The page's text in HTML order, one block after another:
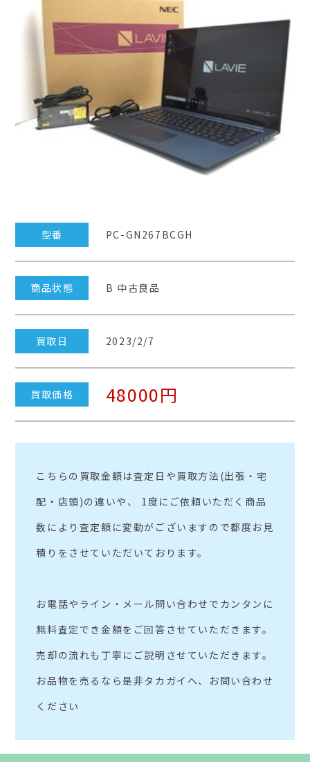
型番 PC-GN267BCGH
商品状態 B 中古良品
買取日 2023/2/7
買取価格 48000円
こちらの買取金額は査定日や買取方法(出張・宅
配・店頭)の違いや、 1度にご依頼いただく商品
数により査定額に変動がございますので都度お見
積りをさせていただいております。
お電話やライン・メール問い合わせでカンタンに
無料査定でき金額をご回答させていただきます。
売却の流れも丁寧にご説明させていただきます。
お品物を売るなら是非タカガイへ、お問い合わせ
ください